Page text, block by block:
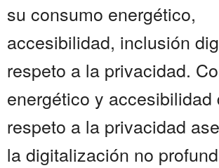
su consumo energético,
accesibilidad, inclusión
respeto a la privacidad.
energético y accesibilidad
respeto a la privacidad
la digitalización no